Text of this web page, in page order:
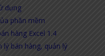
dụng
phần mềm
hàng Excel 1.4
lý bán hàng, quản lý